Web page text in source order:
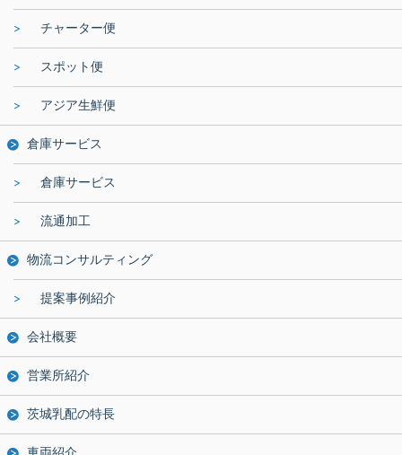
チャーター便
スポット便
アジア生鮮便
倉庫サービス
倉庫サービス
流通加工
物流コンサルティング
提案事例紹介
会社概要
営業所紹介
茨城乳配の特長